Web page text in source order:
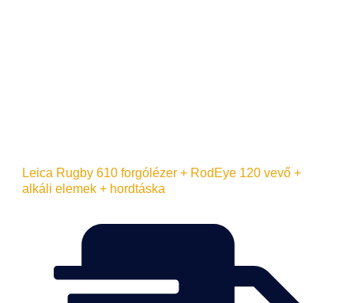
Leica Rugby 610 forgólézer + RodEye 120 vevő +
alkáli elemek + hordtáska